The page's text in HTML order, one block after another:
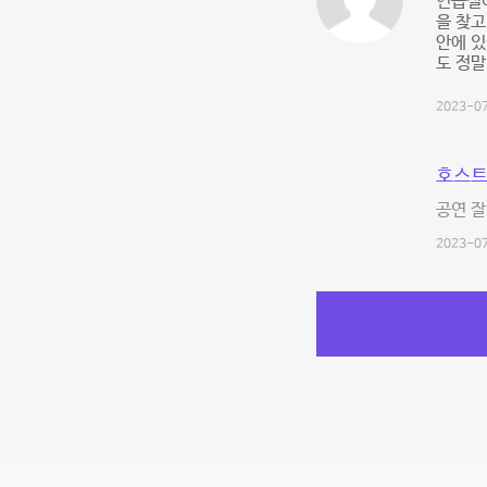
을 찾
안에
도 정
2023-
호스
공연
2023-